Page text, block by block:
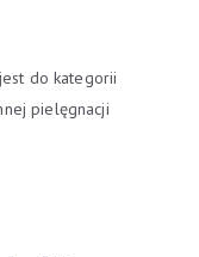
do kategorii
pielęgnacji